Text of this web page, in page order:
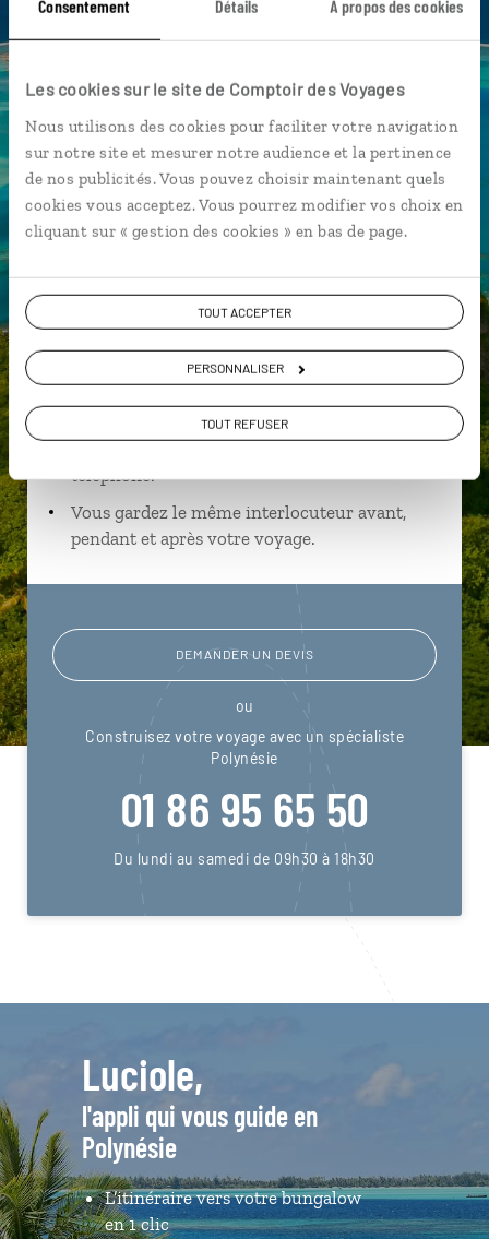
Consentement Détails À propos des cookies
Les cookies sur le site de Comptoir des Voyages
Nous utilisons des cookies pour faciliter votre navigation
sur notre site et mesurer notre audience et la pertinence
de nos publicités. Vous pouvez choisir maintenant quels
cookies vous acceptez. Vous pourrez modifier vos choix en
cliquant sur « gestion des cookies » en bas de page.
TOUT ACCEPTER
PERSONNALISER
TOUT REFUSER
Cathédrale Notre-Dame des Marquises - Nuku Hiva
Croisière Marquises Ferme perlière Gauguin - Rangiroa
Marion,
spécialiste Polynésie
Suivez vos envies et demandez conseils à nos
Ils sauront organiser votre itinéraire au plus
près de vos envies et de la réalité du pays.
Échangez en face à face ou depuis nos studios
connectés en agence, mais aussi par email ou
téléphone.
Vous gardez le même interlocuteur avant,
pendant et après votre voyage.
DEMANDER UN DEVIS
ou
Construisez votre voyage avec un spécialiste
Polynésie
01 86 95 65 50
Du lundi au samedi de 09h30 à 18h30
Luciole,
l'appli qui vous guide en
Polynésie
L’itinéraire vers votre bungalow
en 1 clic